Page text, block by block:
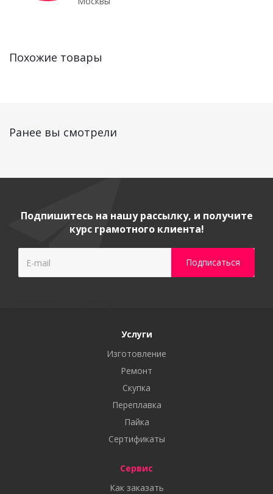
Похожие товары
Ранее вы смотрели
Подпишитесь на нашу рассылку, и получите
курс грамотного клиента!
Услуги
Изготовление
Ремонт
Скупка
Переплавка
Пайка
Сертификаты
Сервис
Как заказать